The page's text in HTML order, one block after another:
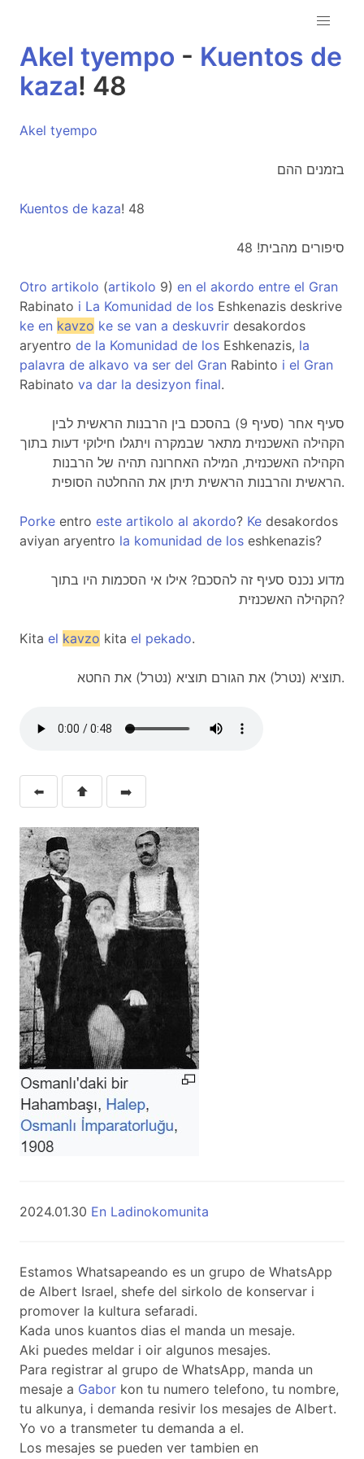
Akel tyempo - Kuentos de
kaza! 48
Akel tyempo
בזמנים ההם
Kuentos de kaza! 48
סיפורים מהבית! 48
Otro artikolo (artikolo 9) en el akordo entre el Gran
Rabinato i La Komunidad de los Eshkenazis deskrive
ke en kavzo ke se van a deskuvrir desakordos
aryentro de la Komunidad de los Eshkenazis, la
palavra de alkavo va ser del Gran Rabinto i el Gran
Rabinato va dar la desizyon final.
סעיף אחר (סעיף 9) בהסכם בין הרבנות הראשית לבין
הקהילה האשכנזית מתאר שבמקרה ויתגלו חילוקי דעות בתוך
הקהילה האשכנזית, המילה האחרונה תהיה של הרבנות
הראשית והרבנות הראשית תיתן את ההחלטה הסופית.
Porke entro este artikolo al akordo? Ke desakordos
aviyan aryentro la komunidad de los eshkenazis?
מדוע נכנס סעיף זה להסכם? אילו אי הסכמות היו בתוך
הקהילה האשכנזית?
Kita el kavzo kita el pekado.
תוציא (נטרל) את הגורם תוציא (נטרל) את החטא.
⬅️ ⬆️ ➡️
2024.01.30 En Ladinokomunita
Estamos Whatsapeando es un grupo de WhatsApp
de Albert Israel, shefe del sirkolo de konservar i
promover la kultura sefaradi.
Kada unos kuantos dias el manda un mesaje.
Aki puedes meldar i oir algunos mesajes.
Para registrar al grupo de WhatsApp, manda un
mesaje a Gabor kon tu numero telefono, tu nombre,
tu alkunya, i demanda resivir los mesajes de Albert.
Yo vo a transmeter tu demanda a el.
Los mesajes se pueden ver tambien en